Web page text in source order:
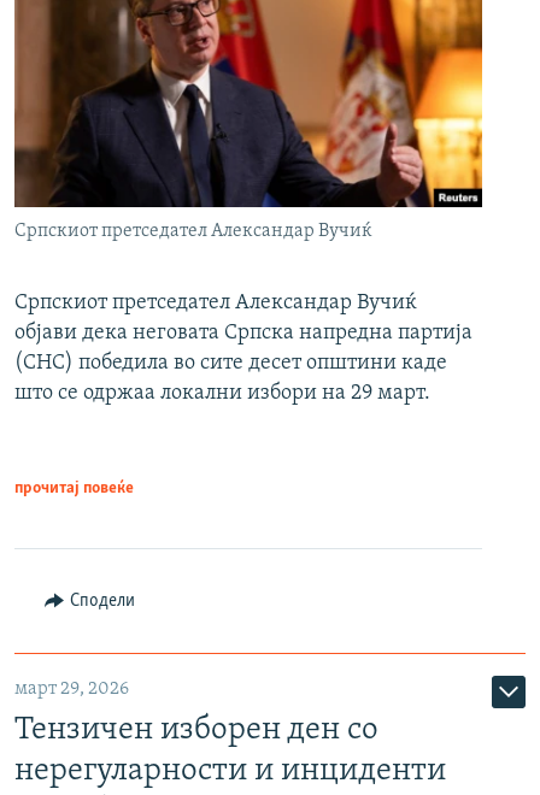
Српскиот претседател Александар Вучиќ
Српскиот претседател Александар Вучиќ
објави дека неговата Српска напредна партија
(СНС) победила во сите десет општини каде
што се одржаа локални избори на 29 март.
прочитај повеќе
Сподели
март 29, 2026
Тензичен изборен ден со
нерегуларности и инциденти